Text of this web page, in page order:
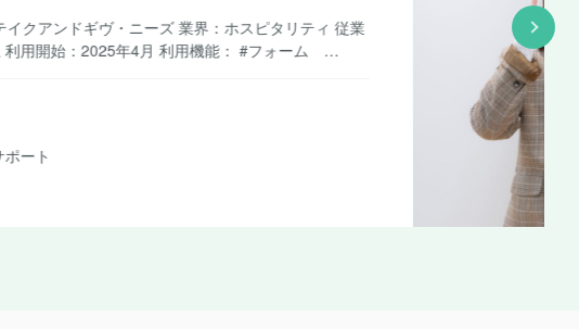
会社名：GMOインターネット株式会社 業界：情報通信 従業員数：
1,000名以上 利用開始：2022年3月 活用機能： フォーム | FAQ GM…
用途 社内問い合わせ